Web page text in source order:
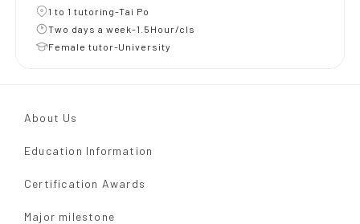
1 to 1 tutoring-Tai Po
Two days a week-1.5Hour/cls
Female tutor-University
About Us
Education Information
Certification Awards
Major milestone